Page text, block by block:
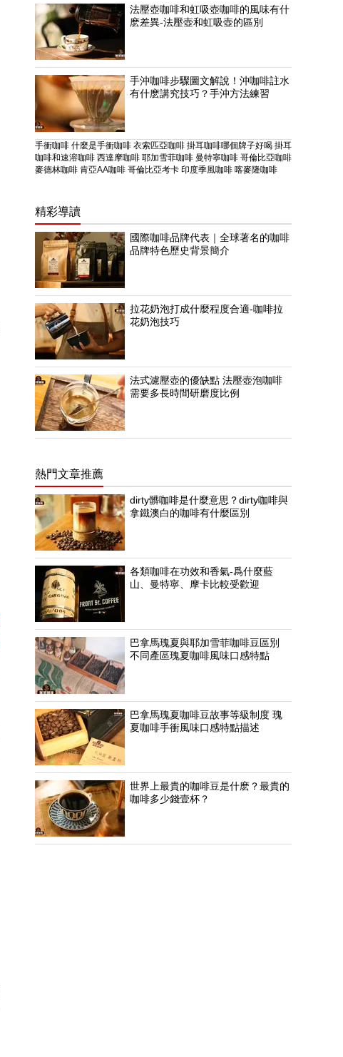
法壓壺咖啡和虹吸壺咖啡的風味有什
麽差異-法壓壺和虹吸壺的區別
手沖咖啡步驟圖文解說！沖咖啡註水
有什麽講究技巧？手沖方法練習
手衝咖啡 什麼是手衝咖啡 衣索匹亞咖啡 掛耳咖啡哪個牌子好喝 掛耳
咖啡和速溶咖啡 西達摩咖啡 耶加雪菲咖啡 曼特寧咖啡 哥倫比亞咖啡
麥德林咖啡 肯亞AA咖啡 哥倫比亞考卡 印度季風咖啡 喀麥隆咖啡
精彩導讀
國際咖啡品牌代表｜全球著名的咖啡
品牌特色歷史背景簡介
拉花奶泡打成什麼程度合適-咖啡拉
花奶泡技巧
法式濾壓壺的優缺點 法壓壺泡咖啡
需要多長時間研磨度比例
熱門文章推薦
dirty髒咖啡是什麼意思？dirty咖啡與
拿鐵澳白的咖啡有什麼區別
各類咖啡在功效和香氣-爲什麼藍
山、曼特寧、摩卡比較受歡迎
巴拿馬瑰夏與耶加雪菲咖啡豆區別
不同產區瑰夏咖啡風味口感特點
巴拿馬瑰夏咖啡豆故事等級制度 瑰
夏咖啡手衝風味口感特點描述
世界上最貴的咖啡豆是什麽？最貴的
咖啡多少錢壹杯？